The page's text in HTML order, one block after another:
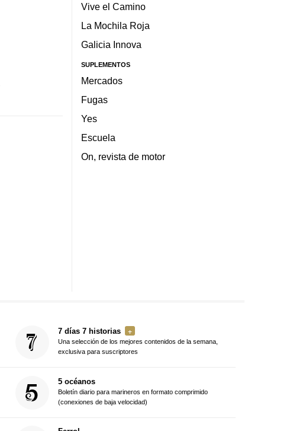
Vive el Camino
La Mochila Roja
Galicia Innova
SUPLEMENTOS
Mercados
Fugas
Yes
Escuela
On, revista de motor
7 días 7 historias
Una selección de los mejores contenidos de la semana,
exclusiva para suscriptores
5 océanos
Boletín diario para marineros en formato comprimido
(conexiones de baja velocidad)